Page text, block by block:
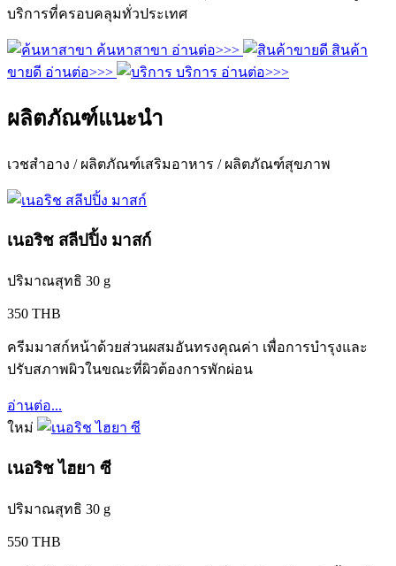
บริการที่ครอบคลุมทั่วประเทศ
ค้นหาสาขา อ่านต่อ>>>
สินค้า
ขายดี อ่านต่อ>>> บริการ อ่านต่อ>>>
ผลิตภัณฑ์แนะนำ
เวชสำอาง / ผลิตภัณฑ์เสริมอาหาร / ผลิตภัณฑ์สุขภาพ
เนอริช สลีปปิ้ง มาสก์
ปริมาณสุทธิ 30 g
350 THB
ครีมมาสก์หน้าด้วยส่วนผสมอันทรงคุณค่า เพื่อการบำรุงและ
ปรับสภาพผิวในขณะที่ผิวต้องการพักผ่อน
อ่านต่อ...
ใหม่
เนอริช ไฮยา ซี
ปริมาณสุทธิ 30 g
550 THB